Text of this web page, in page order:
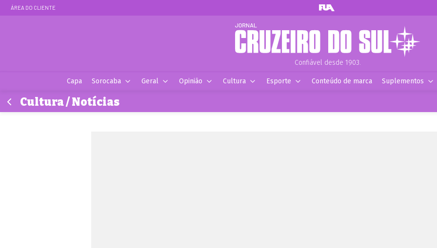
ÁREA DO CLIENTE
Confiável desde 1903.
Capa Sorocaba Geral Opinião Cultura Esporte Conteúdo de marca Suplementos
Cultura / Notícias